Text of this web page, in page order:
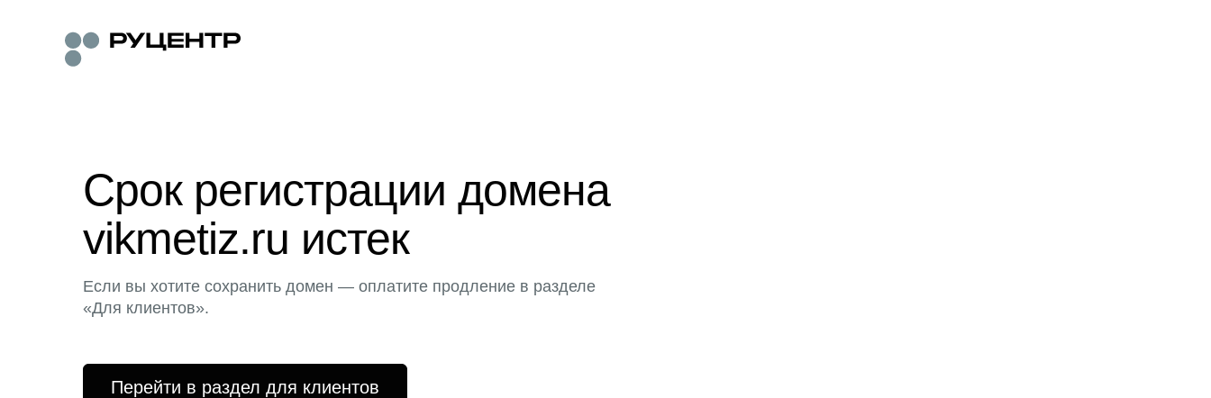
Срок регистрации домена
vikmetiz.ru истек
Если вы хотите сохранить домен — оплатите продление в разделе
«Для клиентов».
Перейти в раздел для клиентов